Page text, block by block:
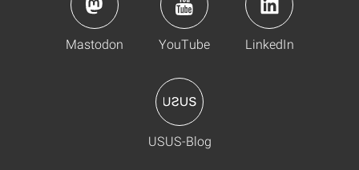
Mastodon YouTube LinkedIn
USUS-Blog